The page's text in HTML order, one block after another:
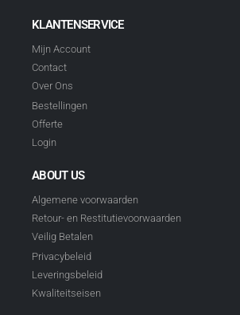
KLANTENSERVICE
Mijn Account
Contact
Over Ons
Bestellingen
Offerte
Login
ABOUT US
Algemene voorwaarden
Retour- en Restitutievoorwaarden
Veilig Betalen
Privacybeleid
Leveringsbeleid
Kwaliteitseisen